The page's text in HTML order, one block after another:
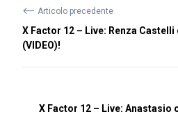
⟵ Articolo precedente
X Factor 12 – Live: Renza
(VIDEO)!
X Factor 12 – Live: Anastasio